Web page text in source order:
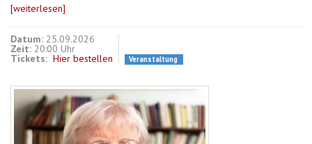
[weiterlesen]
Datum: 25.09.2026
Zeit: 20:00 Uhr
Tickets: Hier bestellen Veranstaltung